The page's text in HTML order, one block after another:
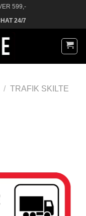
599,-
24/7
/ TRAFIK SKILTE